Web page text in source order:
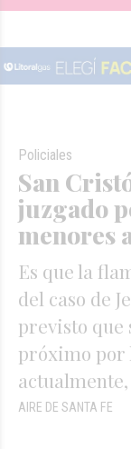
San
juzgado
menores
Es que la
del caso de
previsto que
próximo por
Policiales
AIRE DE SANTA FE